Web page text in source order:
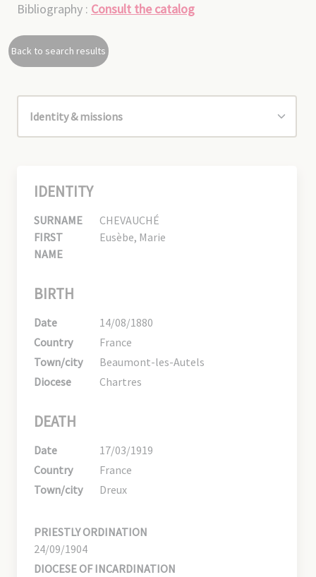
Bibliography : Consult the catalog
Back to search results
IDENTITY
SURNAME
CHEVAUCHÉ
FIRST
NAME
Eusèbe, Marie
BIRTH
Date
14/08/1880
Country
France
Town/city
Beaumont-les-Autels
Diocese
Chartres
DEATH
Date
17/03/1919
Country
France
Town/city
Dreux
PRIESTLY ORDINATION
24/09/1904
DIOCESE OF INCARDINATION